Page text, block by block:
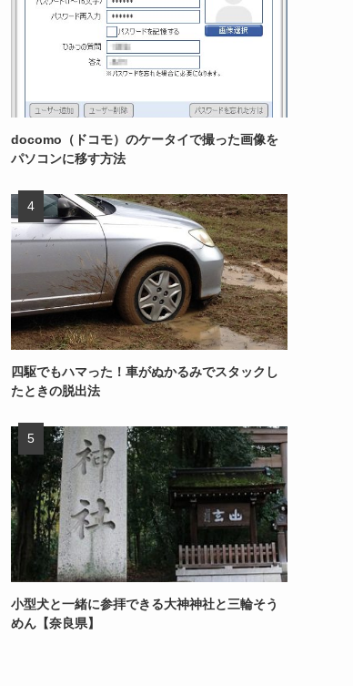
docomo（ドコモ）のケータイで撮った画像を
パソコンに移す方法
四駆でもハマった！車がぬかるみでスタックし
たときの脱出法
小型犬と一緒に参拝できる大神神社と三輪そう
めん【奈良県】